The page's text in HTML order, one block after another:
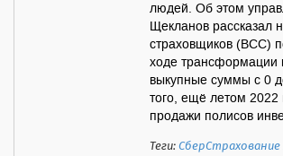
людей. Об этом
Щекланов рассказал
страховщиков (ВСС)
ходе трансформации
выкупные суммы с 0
того, ещё летом 2022
продажи полисов
Теги: